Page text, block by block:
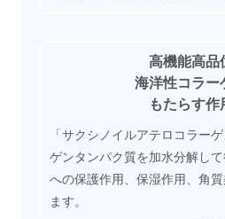
高機能高品
海洋性コラー
もたらす作
「サクシノイルアテロコラー
ゲンタンパク質を加水分解し
への保護作用、保湿作用、角
ます。